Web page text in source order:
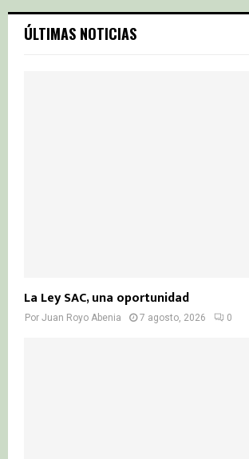
c
h
ÚLTIMAS NOTICIAS
La Ley SAC, una oportunidad
Por Juan Royo Abenia 7 agosto, 2026 0